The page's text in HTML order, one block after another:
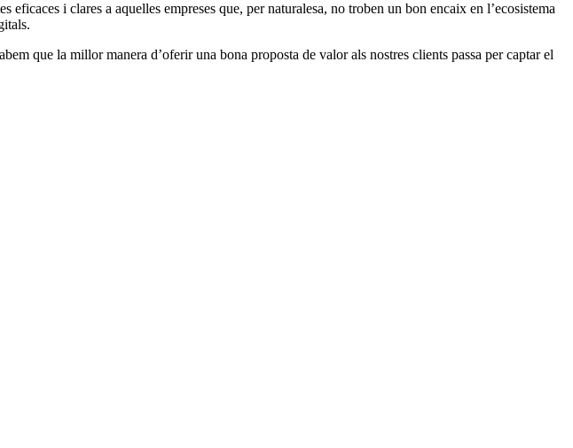
i clares a aquelles empreses que, per naturalesa, no troben un bon encaix en l’ecosistema
que la millor manera d’oferir una bona proposta de valor als nostres clients passa per captar el